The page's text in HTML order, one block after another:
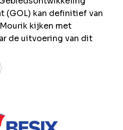
(GOL) kan definitief van
kijken met
de uitvoering van dit